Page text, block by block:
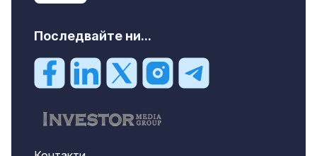
Последвайте ни...